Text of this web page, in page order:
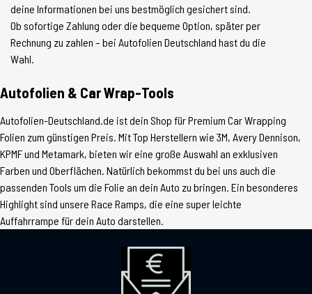
deine Informationen bei uns bestmöglich gesichert sind.
Ob sofortige Zahlung oder die bequeme Option, später per
Rechnung zu zahlen – bei Autofolien Deutschland hast du die
Wahl.
Autofolien & Car Wrap-Tools
Autofolien-Deutschland.de ist dein Shop für Premium Car Wrapping
Folien zum günstigen Preis. Mit Top Herstellern wie 3M, Avery Dennison,
KPMF und Metamark, bieten wir eine große Auswahl an exklusiven
Farben und Oberflächen. Natürlich bekommst du bei uns auch die
passenden Tools um die Folie an dein Auto zu bringen. Ein besonderes
Highlight sind unsere Race Ramps, die eine super leichte
Auffahrrampe für dein Auto darstellen.